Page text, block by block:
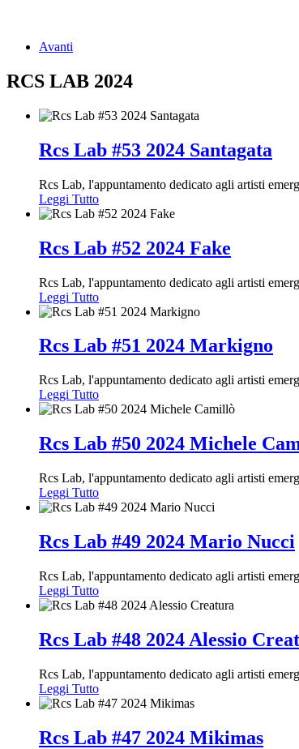
Avanti
RCS LAB 2024
Rcs Lab #53 2024 Santagata
Rcs Lab, l'appuntamento dedicato agli artisti
Leggi Tutto
Rcs Lab #52 2024 Fake
Rcs Lab, l'appuntamento dedicato agli artisti
Leggi Tutto
Rcs Lab #51 2024 Markigno
Rcs Lab, l'appuntamento dedicato agli artisti
Leggi Tutto
Rcs Lab #50 2024 Michele
Rcs Lab, l'appuntamento dedicato agli artisti
Leggi Tutto
Rcs Lab #49 2024 Mario Nucci
Rcs Lab, l'appuntamento dedicato agli artisti
Leggi Tutto
Rcs Lab #48 2024 Alessio
Rcs Lab, l'appuntamento dedicato agli artisti
Leggi Tutto
Rcs Lab #47 2024 Mikimas